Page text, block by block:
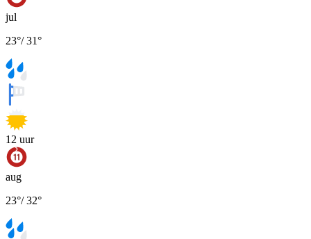
jul
23°/31°
12 uur
aug
23°/32°